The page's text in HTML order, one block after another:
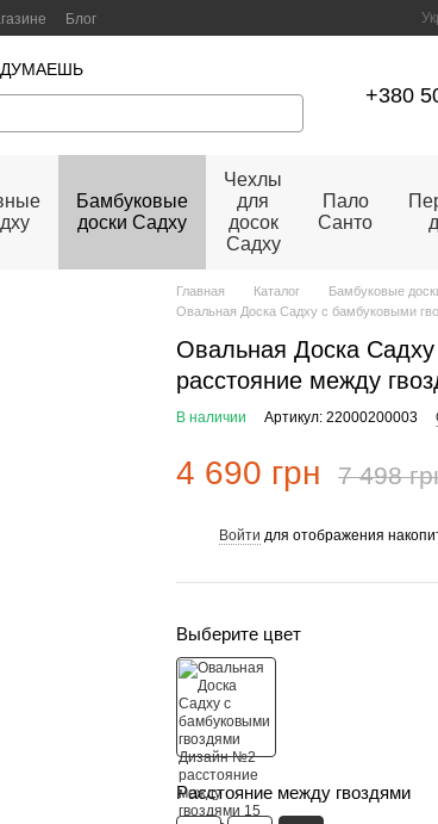
Блог
ДУМАЕШЬ
+380
Бамбуковые
доски Садху
Чехлы
для
досок
Садху
Пало
Санто
Главная Каталог Бамбуковые
Овальная Доска Садху с бамбуковыми
Овальная Доска
расстояние между
В наличии Артикул: 22000200003
4 690 грн 7 498
Войти для отображения
Выберите цвет
Расстояние между гвоздями